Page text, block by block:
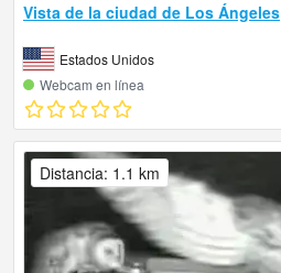
Vista de la ciudad de Los Ángeles
Estados Unidos
Webcam en línea
Distancia: 1.1 km